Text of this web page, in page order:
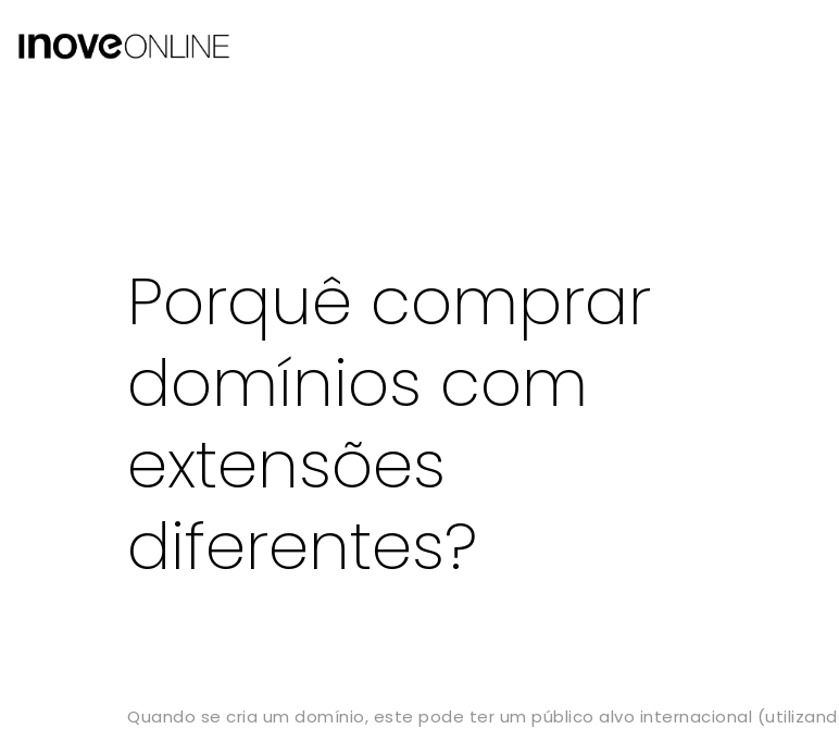
Porquê comprar
domínios com
extensões
diferentes?
Quando se cria um domínio, este pode ter um público alvo internacional